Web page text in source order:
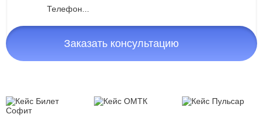
Заказать консультацию